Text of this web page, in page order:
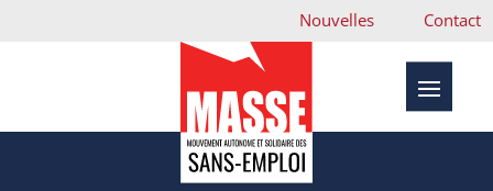
Nouvelles Contact